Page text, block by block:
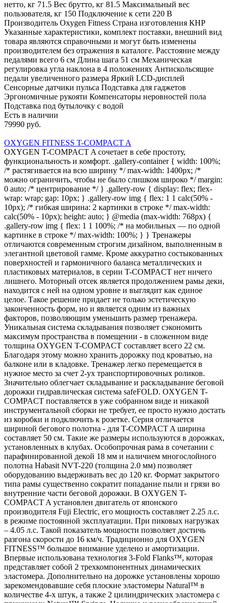
нетто, кг 71.5 Вес брутто, кг 81.5 Максимальный вес
пользователя, кг 150 Подключение к сети 220 В
Производитель Oxygen Fitness Страна изготовления КНР
Указанные характеристики, комплект поставки, внешний вид
товара являются справочными и могут быть изменены
производителем без отражения в каталоге. Расстояние между
педалями всего 6 см Длина шага 51 см Механическая
регулировка угла наклона в 4 положениях Антискольсящие
педали увеличенного размера Яркий LCD-дисплей
Сенсорные датчики пульса Подставка для гаджетов
Эргономичные рукояти Компенсаторы неровностей пола
Подставка под бутылочку с водой
Есть в наличии
79990 руб.
OXYGEN FITNESS T-COMPACT A
OXYGEN T-COMPACT A сочетает в себе простоту,
функциональность и комфорт. .gallery-container { width: 100%;
/* растягивается на всю ширину */ max-width: 1400px; /*
можно ограничить, чтобы не было слишком широко */ margin:
0 auto; /* центрирование */ } .gallery-row { display: flex; flex-
wrap: wrap; gap: 10px; } .gallery-row img { flex: 1 1 calc(50% -
10px); /* гибкая ширина: 2 картинки в строке */ max-width:
calc(50% - 10px); height: auto; } @media (max-width: 768px) {
.gallery-row img { flex: 1 1 100%; /* на мобильных — по одной
картинке в строке */ max-width: 100%; } } Тренажеры
отличаются современным строгим дизайном, выполненным в
элегантной цветовой гамме. Кроме аккуратно состыкованных
поверхностей и гармоничного баланса металлических и
пластиковых материалов, в серии T-COMPACT нет ничего
лишнего. Моторный отсек является продолжением рамы деки,
находится с ней на одном уровне и выглядит как единое
целое. Такое решение придает не только эстетическую
законченность форм, но и является одним из важных
факторов, позволяющим уменьшить размер тренажера.
Уникальная система складывания позволяет сэкономить
максимум пространства в помещении - в сложенном виде
толщина OXYGEN T-COMPACT составляет всего 22 см.
Благодаря этому можно хранить дорожку под кроватью, на
балконе или в кладовке. Тренажер легко перемещается в
нужное место за счет 2-ух транспортировочных роликов.
Значительно облегчает складывание и раскладывание беговой
дорожки гидравлическая система safeFOLD. OXYGEN T-
COMPACT поставляется в уже собранном виде и никакой
инструментальной сборки не требует, ее просто нужно достать
из коробки и подключить к розетке. Серия отличается
шириной бегового полотна - для T-COMPACT A ширина
составляет 50 см. Такие же размеры используются в дорожках,
установленных в клубах. Особопрочная рама в сочетании с
парафинированной декой 18 мм и наличием многослойного
полотна Habasit NVT-220 (толщина 2.0 мм) позволяет
оборудованию выдерживать вес до 120 кг. Формат закрытого
типа рамы существенно сократит попадание пыли и грязи во
внутренние части беговой дорожки. В OXYGEN T-
COMPACT A установлен двигатель от японского
производителя Fuji Electric, его мощность составляет 2.25 л.с.
в режиме постоянной эксплуатации. При пиковых нагрузках
– 4.05 л.с. Такой показатель мощности позволяет достичь
разгона скорости до 16 км/ч. Традиционно для OXYGEN
FITNESS™ большое внимание уделено и амортизации.
Впервые использована технология 3-Fold Flanks™, которая
представляет собой 2 трехкомпонентных динамических
эластомера. Дополнительно на дорожке установлены хорошо
зарекомендовавшие себя плоские эластомеры Natural™ в
количестве 4-х штук, а также 2 цилиндрических эластомера с